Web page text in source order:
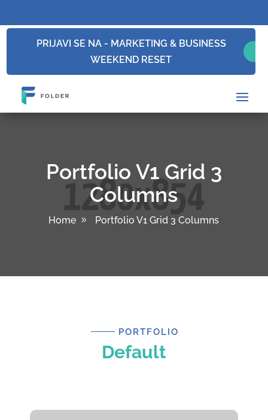
PRIJAVI SE NA - MARKETING & BUSINESS
WEEKEND RESET
Portfolio V1 Grid 3
Columns
Home Portfolio V1 Grid 3 Columns
PORTFOLIO
Default